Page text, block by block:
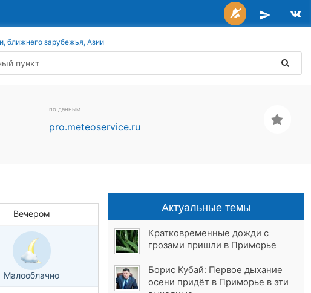
ближнего зарубежья, Азии
по данным
pro.meteoservice.ru
Вечером
Малооблачно
Актуальные темы
Кратковременные дожди с
грозами пришли в Приморье
Борис Кубай: Первое дыхание
осени придёт в Приморье в эти